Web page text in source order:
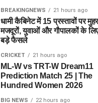
BREAKINGNEWS 21 hours ago
धामी कैबिनेट में 15 प्रस्तावों पर
मजदूरों, युवाओं और गौपालकों के
बड़े फैसले
CRICKET 21 hours ago
ML-W vs TRT-W Dream11
Prediction Match 25 | The
Hundred Women 2026
BIG NEWS 22 hours ago